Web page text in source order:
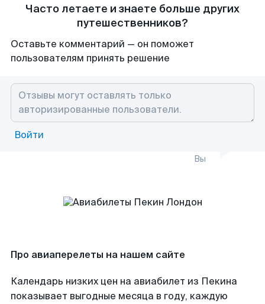
Часто летаете и знаете больше других
путешественников?
Оставьте комментарий — он поможет
пользователям принять решение
Войти
Вы
Про авиаперелеты на нашем сайте
Календарь низких цен на авиабилет из Пекина
показывает выгодные месяца в году, каждую